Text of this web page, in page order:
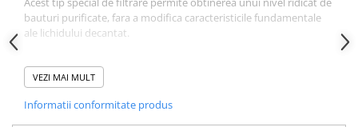
Constructii
Masini de taiat
Masini de taiat gresie / faianta
Masini de taiat caramida
Motodebitatoare
bauturi purificate, fara a modifica caracteristicile fundamentale
ale lichidului decantat.
asemenea, in domeniul profesional, cum ar fi crame, fabrici
nevoie sa serviti o bautura filtrata sau imbuteliata limpede si fara
nici o urma de reziduri nedorite.
VEZI MAI MULT
Informatii conformitate produs